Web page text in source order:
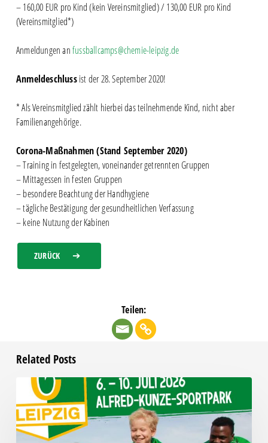
– 160,00 EUR pro Kind (kein Vereinsmitglied) / 130,00 EUR pro Kind
(Vereinsmitglied*)
Anmeldungen anfussballcamps@chemie-leipzig.de
Anmeldeschlussist der 28. September 2020!
* Als Vereinsmitglied zählt hierbei das teilnehmende Kind, nicht aber
Familienangehörige.
Corona-Maßnahmen (Stand September 2020)
– Training in festgelegten, voneinander getrennten Gruppen
– Mittagessen in festen Gruppen
– besondere Beachtung der Handhygiene
– tägliche Bestätigung der gesundheitlichen Verfassung
– keine Nutzung der Kabinen
ZURÜCK
Teilen:
Related Posts
Fußball-
Sommercamp
startet!